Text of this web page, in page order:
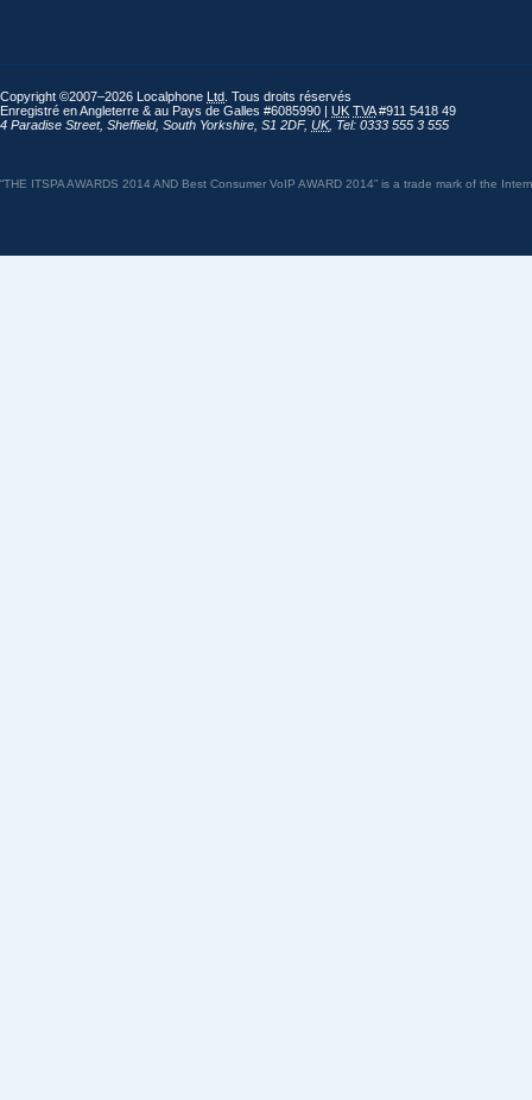
Copyright ©2007–2026 Localphone Ltd . Tous droits réservés
Enregistré en Angleterre & au Pays de Galles #6085990 | UK TVA#911 5418 49
4 Paradise Street, Sheffield, South Yorkshire S1 2DF, UK, Tel: 0333 555 3 555
“THE ITSPA AWARDS 2014 AND Best Consumer VoIP AWARD 2014” is a trade mark of the